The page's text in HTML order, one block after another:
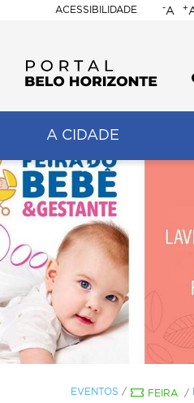
ACESSIBILIDADE
BELO
-A +
A CIDADE
EVENTOS / FEIRA /